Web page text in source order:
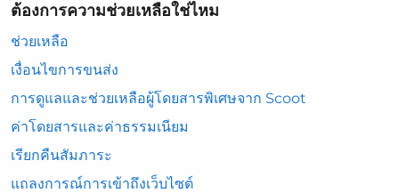
ต้องการความช่วยเหลือใช่ไหม
ช่วยเหลือ
เงื่อนไขการขนส่ง
การดูแลและช่วยเหลือผู้โดยสารพิเศษจาก Scoot
ค่าโดยสารและค่าธรรมเนียม
เรียกคืนสัมภาระ
แถลงการณ์การเข้าถึงเว็บไซต์